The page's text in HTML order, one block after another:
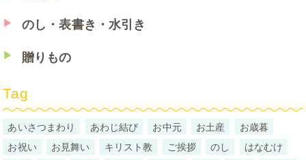
のし・表書き・水引き
贈りもの
Tag
あいさつまわり あわじ結び お中元 お土産
お歳暮
お祝い
お見舞い キリスト教 ご挨拶 のし
はなむけ